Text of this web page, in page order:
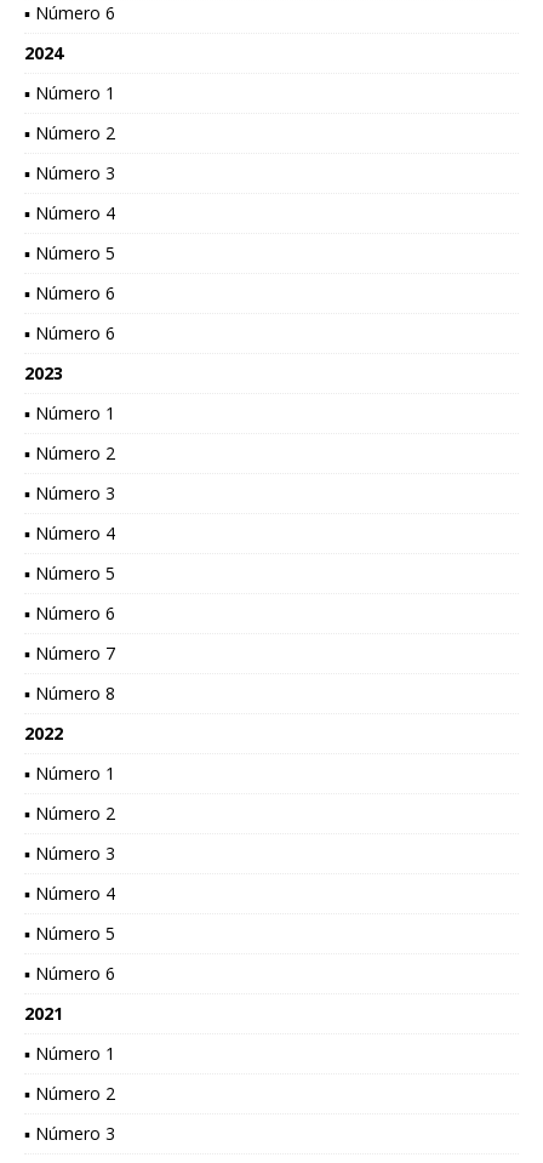
▪ Número 6
2024
▪ Número 1
▪ Número 2
▪ Número 3
▪ Número 4
▪ Número 5
▪ Número 6
▪ Número 6
2023
▪ Número 1
▪ Número 2
▪ Número 3
▪ Número 4
▪ Número 5
▪ Número 6
▪ Número 7
▪ Número 8
2022
▪ Número 1
▪ Número 2
▪ Número 3
▪ Número 4
▪ Número 5
▪ Número 6
2021
▪ Número 1
▪ Número 2
▪ Número 3